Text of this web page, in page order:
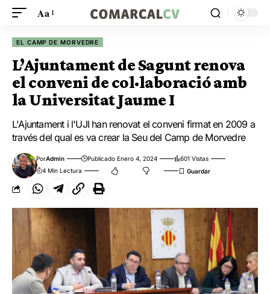
Aa
EL CAMP DE MORVEDRE
L’Ajuntament de Sagunt renova
el conveni de col·laboració amb
la Universitat Jaume I
L'Ajuntament i l'UJI han renovat el conveni firmat en 2009 a
través del qual es va crear la Seu del Camp de Morvedre
PorAdmin Publicado Enero 4, 2024
601 Vistas
4 Min Lectura